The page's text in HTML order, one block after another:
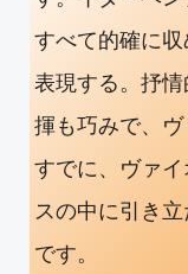
すべて的確に
表現する。抒
揮も巧みで、ヴ
すでに、ヴァ
スの中に引き
です。